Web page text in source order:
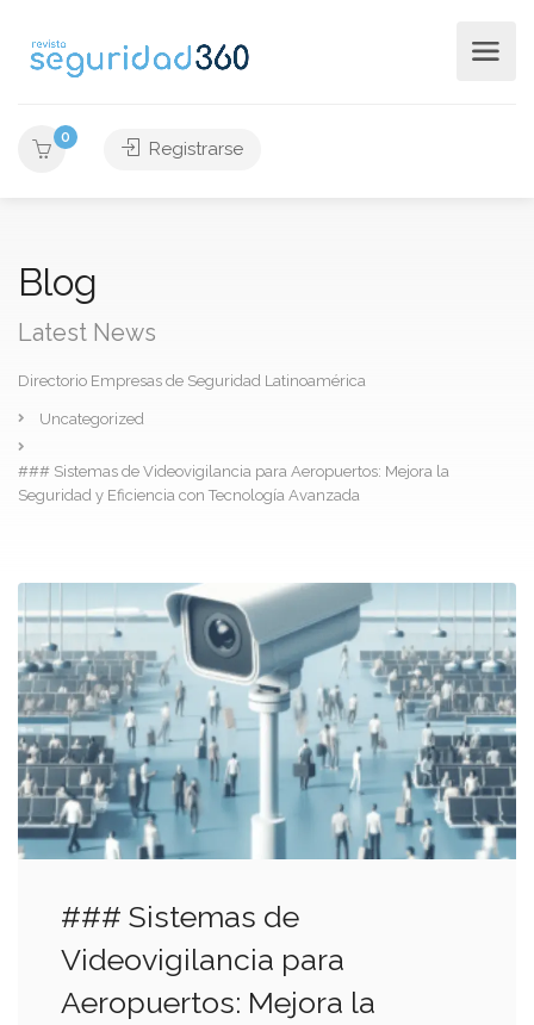
0
Registrarse
Blog
Latest News
Directorio Empresas de Seguridad Latinoamérica
Uncategorized
### Sistemas de Videovigilancia para Aeropuertos: Mejora la
Seguridad y Eficiencia con Tecnología Avanzada
### Sistemas de
Videovigilancia para
Aeropuertos: Mejora la